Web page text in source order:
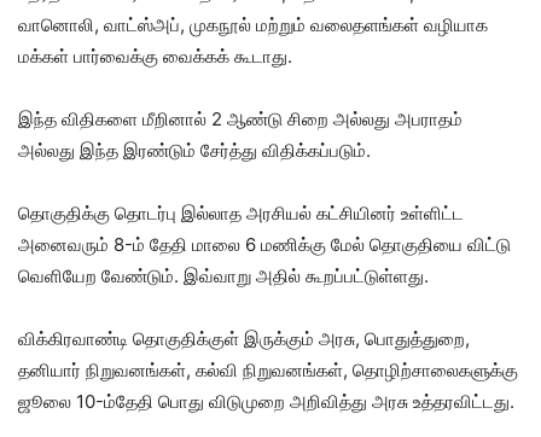
வானொலி, வாட்ஸ்அப், முகநூல் மற்றும் வலைதளங்கள் வழியாக
மக்கள் பார்வைக்கு வைக்கக் கூடாது.
இந்த விதிகளை மீறினால் 2 ஆண்டு சிறை அல்லது அபராதம்
அல்லது இந்த இரண்டும் சேர்த்து விதிக்கப்படும்.
தொகுதிக்கு தொடர்பு இல்லாத அரசியல் கட்சியினர் உள்ளிட்ட
அனைவரும் 8-ம் தேதி மாலை 6 மணிக்கு மேல் தொகுதியை விட்டு
வெளியேற வேண்டும். இவ்வாறு அதில் கூறப்பட்டுள்ளது.
விக்கிரவாண்டி தொகுதிக்குள் இருக்கும் அரசு, பொதுத்துறை,
தனியார் நிறுவனங்கள், கல்வி நிறுவனங்கள், தொழிற்சாலைகளுக்கு
ஜூலை 10-ம்தேதி பொது விடுமுறை அறிவித்து அரசு உத்தரவிட்டது.